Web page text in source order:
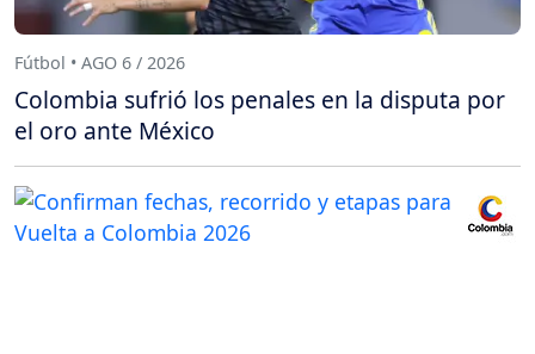
Fútbol • AGO 6 / 2026
Colombia sufrió los penales en la disputa por
el oro ante México